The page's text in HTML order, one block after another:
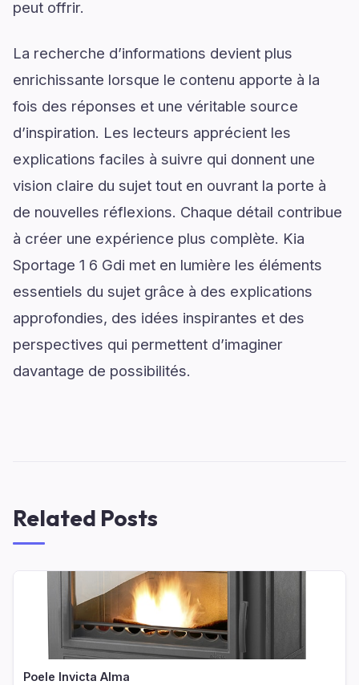
peut offrir.
La recherche d’informations devient plus
enrichissante lorsque le contenu apporte à la
fois des réponses et une véritable source
d’inspiration. Les lecteurs apprécient les
explications faciles à suivre qui donnent une
vision claire du sujet tout en ouvrant la porte à
de nouvelles réflexions. Chaque détail contribue
à créer une expérience plus complète. Kia
Sportage 1 6 Gdi met en lumière les éléments
essentiels du sujet grâce à des explications
approfondies, des idées inspirantes et des
perspectives qui permettent d’imaginer
davantage de possibilités.
Related Posts
Poele Invicta Alma